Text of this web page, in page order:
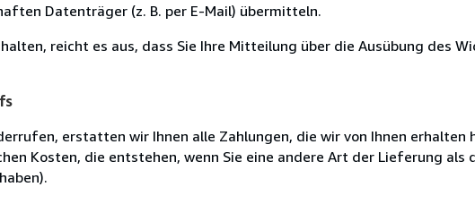
Datenträger (z. B. per E-Mail) übermitteln.
reicht es aus, dass Sie Ihre Mitteilung über die Ausübung des
erstatten wir Ihnen alle Zahlungen, die wir von Ihnen erhalten
Kosten, die entstehen, wenn Sie eine andere Art der Lieferung